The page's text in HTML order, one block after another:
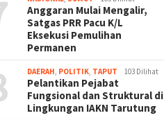
Anggaran Mulai Mengalir,
Satgas PRR Pacu K/L
Eksekusi Pemulihan
Permanen
DAERAH, POLITIK, TAPUT 103 Dilihat
Pelantikan Pejabat
Fungsional dan Struktural di
Lingkungan IAKN Tarutung